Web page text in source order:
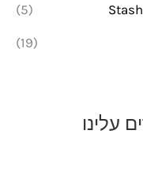
(5)
(19)
עלינו